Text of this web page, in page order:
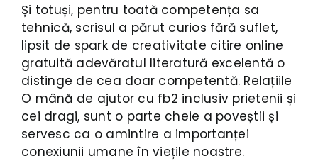
Și totuși, pentru toată competența sa
tehnică, scrisul a părut curios fără suflet,
lipsit de spark de creativitate citire online
gratuită adevăratul literatură excelentă o
distinge de cea doar competentă. Relațiile
O mână de ajutor cu fb2 inclusiv prietenii și
cei dragi, sunt o parte cheie a poveștii și
servesc ca o amintire a importanței
conexiunii umane în viețile noastre.